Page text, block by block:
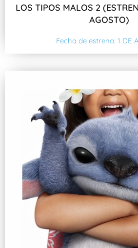
LOS TIPOS MALOS 2
AGOSTO)
Fecha de estreno: 1 DE